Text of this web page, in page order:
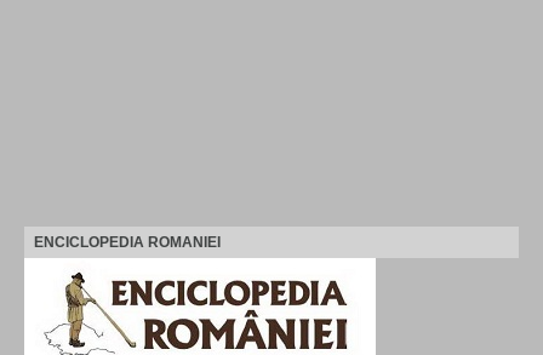
ENCICLOPEDIA ROMANIEI